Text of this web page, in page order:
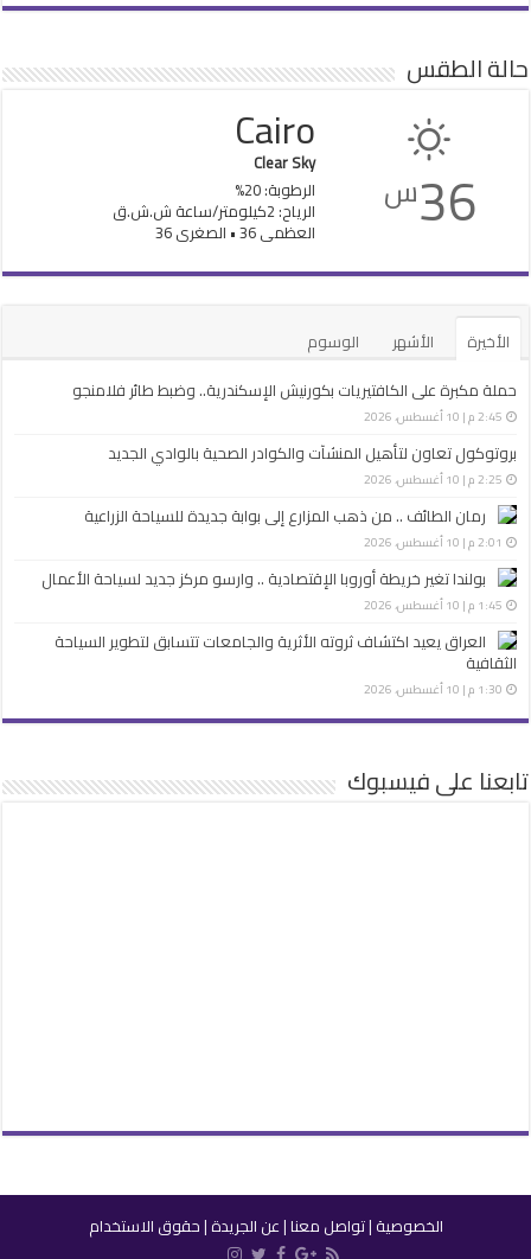
حالة الطقس
36س
Cairo
Clear Sky
الرطوبة: 20%
الرياح: 2كيلومتر/ساعة ش.ش.ق‎
العظمى 36 • الصغرى 36
الأخيرة الأشهر
الوسوم
حملة مكبرة على الكافتيريات بكورنيش الإسكندرية.. وضبط طائر فلامنجو
2:45 م | 10 أغسطس، 2026
بروتوكول تعاون لتأهيل المنشآت والكوادر الصحية بالوادي الجديد
2:25 م | 10 أغسطس، 2026
رمان الطائف .. من ذهب المزارع إلى بوابة جديدة للسياحة الزراعية
2:01 م | 10 أغسطس، 2026
بولندا تغير خريطة أوروبا الإقتصادية .. وارسو مركز جديد لسياحة الأعمال
1:45 م | 10 أغسطس، 2026
العراق يعيد اكتشاف ثروته الأثرية والجامعات تتسابق لتطوير السياحة
الثقافية
1:30 م | 10 أغسطس، 2026
تابعنا على فيسبوك
الخصوصية |تواصل معنا |عن الجريدة |حقوق الاستخدام